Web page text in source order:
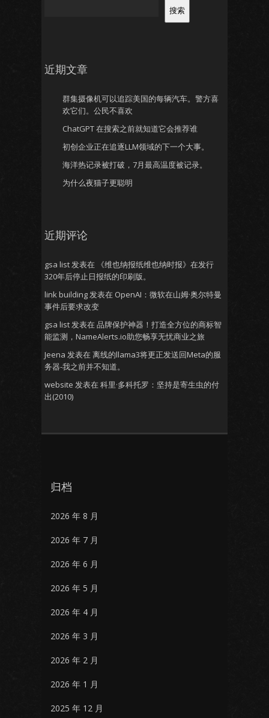
搜索
近期文章
群集摄像机可以追踪美国的每辆汽车。警方喜
欢它们。公民不喜欢
ChatGPT 在搜索之前就知道它会推荐谁
初创企业正在追逐LLM领域的下一个大事。
海洋热记录被打破，7月最高温度被记录。
为什么夜猫子更聪明
近期评论
gsa list发表在
《维也纳报纸维也纳时报》在发行
320年后停止日报纸的印刷版。
link building发表在 OpenAI：微软在山姆·奥尔特曼
事件后要求改变
gsa list发表在 品牌保护神器！打造全方位的商标智
能监测，NameAlerts.io助您畅享无忧商业之旅
Jeena 发表在 离线的llama3将更正发送回Meta的服
务器-我之前并不知道。
website 发表在 科里·多科托罗：坚持是寄生虫的付
出(2010)
归档
2026 年 8 月
2026 年 7 月
2026 年 6 月
2026 年 5 月
2026 年 4 月
2026 年 3 月
2026 年 2 月
2026 年 1 月
2025 年 12 月